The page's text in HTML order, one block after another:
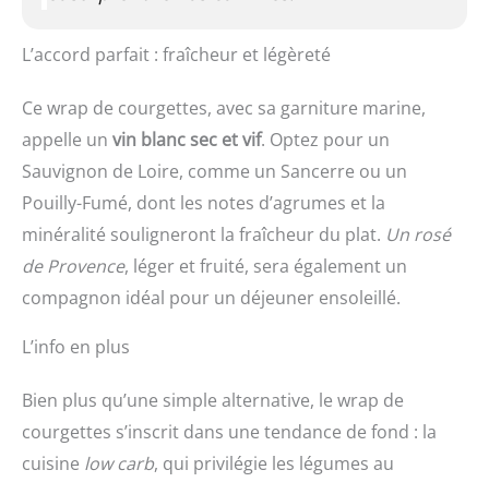
L’accord parfait : fraîcheur et légèreté
Ce wrap de courgettes, avec sa garniture marine,
appelle un vin blanc sec et vif. Optez pour un
Sauvignon de Loire, comme un Sancerre ou un
Pouilly-Fumé, dont les notes d’agrumes et la
minéralité souligneront la fraîcheur du plat. Un rosé
de Provence, léger et fruité, sera également un
compagnon idéal pour un déjeuner ensoleillé.
L’info en plus
Bien plus qu’une simple alternative, le wrap de
courgettes s’inscrit dans une tendance de fond : la
cuisine low carb, qui privilégie les légumes au